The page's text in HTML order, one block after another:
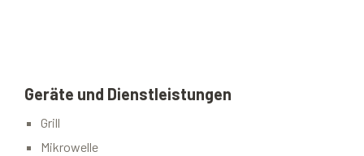
Geräte und Dienstleistungen
Grill
Mikrowelle